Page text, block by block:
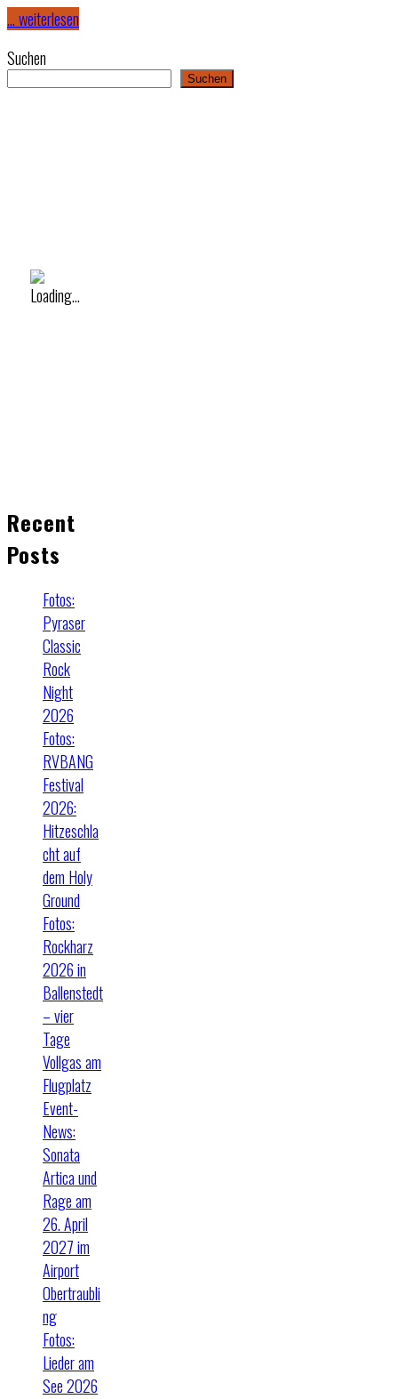
… weiterlesen
Suchen
Suchen
Recent
Posts
Fotos:
Pyraser
Classic
Rock
Night
2026
Fotos:
RVBANG
Festival
2026:
Hitzeschla
cht auf
dem Holy
Ground
Fotos:
Rockharz
2026 in
Ballenstedt
– vier
Tage
Vollgas am
Flugplatz
Event-
News:
Sonata
Artica und
Rage am
26. April
2027 im
Airport
Obertraubli
ng
Fotos:
Lieder am
See 2026